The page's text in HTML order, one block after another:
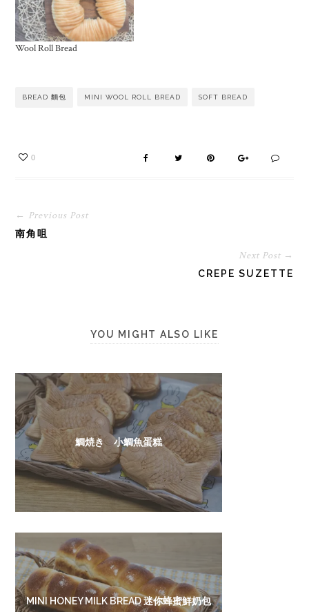
Wool Roll Bread
BREAD 麵包 MINI WOOL ROLL BREAD SOFT BREAD
0
← Previous Post
南角咀
Next Post →
CREPE SUZETTE
YOU MIGHT ALSO LIKE
鯛焼き 小鯛魚蛋糕
MINI HONEY MILK BREAD 迷你蜂蜜鮮奶包